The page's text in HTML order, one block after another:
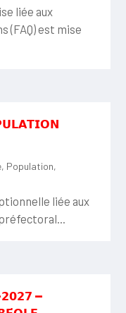
liée aux
(FAQ) est mise
, Population,
liée aux
—